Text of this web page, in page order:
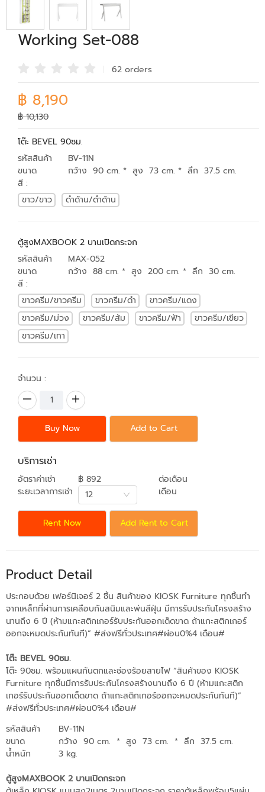
Working Set-088
62 orders
฿ 8,190
฿ 10,130
โต๊ะ BEVEL 90ซม.
รหัสสินค้า
BV-11N
ขนาด
กว้าง 90 cm. * สูง 73 cm. * ลึก 37.5 cm.
สี :
ขาว/ขาว
ดำด้าน/ดำด้าน
ตู้สูงMAXBOOK 2 บานเปิดกระจก
รหัสสินค้า
MAX-052
ขนาด
กว้าง 88 cm. * สูง 200 cm. * ลึก 30 cm.
สี :
ขาวครีม/ขาวครีม
ขาวครีม/ดำ
ขาวครีม/แดง
ขาวครีม/ม่วง
ขาวครีม/ส้ม ขาวครีม/ฟ้า
ขาวครีม/เขียว
ขาวครีม/เทา
จำนวน :
Buy Now Add to Cart
บริการเช่า
อัตราค่าเช่า ฿ 892
ต่อเดือน
ระยะเวลาการเช่า
12 เดือน
Rent Now Add Rent to Cart
Product Detail
ประกอบด้วย เฟอร์นิเจอร์ 2 ชิ้น สินค้าของ KIOSK Furniture ทุกชิ้นทำ
จากเหล็กที่ผ่านการเคลือบกันสนิมและพ่นสีฝุ่น มีการรับประกันโครงสร้าง
นานถึง 6 ปี (ห้ามแกะสติกเกอร์รับประกันออกเด็ดขาด ถ้าแกะสติกเกอร์
ออกจะหมดประกันทันที)” #ส่งฟรีทั่วประเทศ#ผ่อน0%4 เดือน#
โต๊ะ BEVEL 90ซม.
โต๊ะ 90ซม. พร้อมแผนกันตกและช่องร้อยสายไฟ “สินค้าของ KIOSK
Furniture ทุกชิ้นมีการรับประกันโครงสร้างนานถึง 6 ปี (ห้ามแกะสติก
เกอร์รับประกันออกเด็ดขาด ถ้าแกะสติกเกอร์ออกจะหมดประกันทันที)”
#ส่งฟรีทั่วประเทศ#ผ่อน0%4 เดือน#
รหัสสินค้า
BV-11N
ขนาด
กว้าง 90 cm. * สูง 73 cm. * ลึก 37.5 cm.
น้ำหนัก
3 kg.
ตู้สูงMAXBOOK 2 บานเปิดกระจก